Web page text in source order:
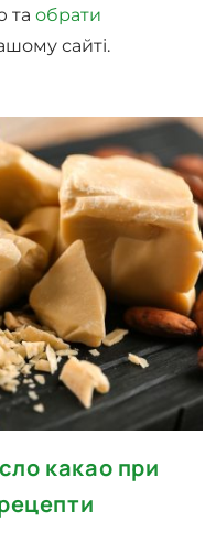
таобрати
сайті.
какао при